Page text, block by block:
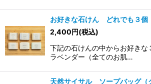
お好きな石けん どれでも３個
2,400円(税込)
下記の石けんの中からお好き
ラベンダー（全てのお肌…
天然サイサル ソープバッグ（